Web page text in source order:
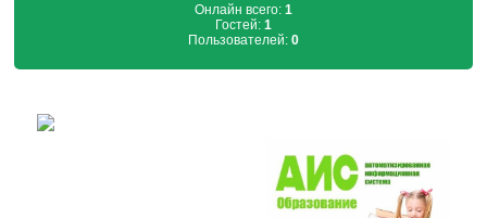
Онлайн всего: 1
Гостей: 1
Пользователей: 0